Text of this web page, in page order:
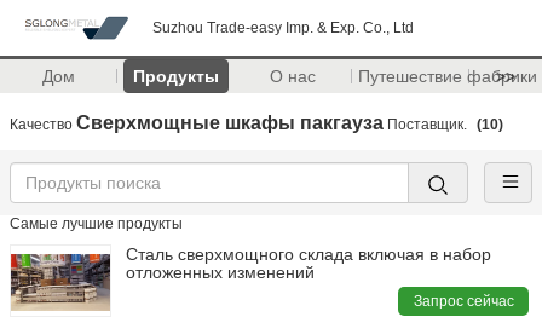
Suzhou Trade-easy Imp. & Exp. Co., Ltd
Дом Продукты О нас Путешествие фабрики
>>
Качество Сверхмощные шкафы пакгауза Поставщик. (10)
Самые лучшие продукты
Сталь сверхмощного склада включая в набор
отложенных изменений
Запрос сейчас